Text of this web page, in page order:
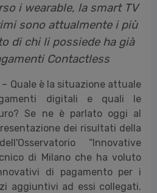
i wearable, la smart TV
sono attualmente i più
di chili possiede ha già
Contactless
– Quale è la situazione attuale
digitali e quali le
Se ne è parlato oggi al
dei risultati della
“Innovative
di Milano che ha voluto
di pagamento per i
aggiuntivi ad essi collegati.